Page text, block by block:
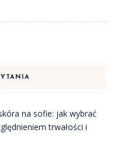
na sofie: jak wybrać
trwałości i